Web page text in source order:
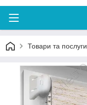
Товари та послуги